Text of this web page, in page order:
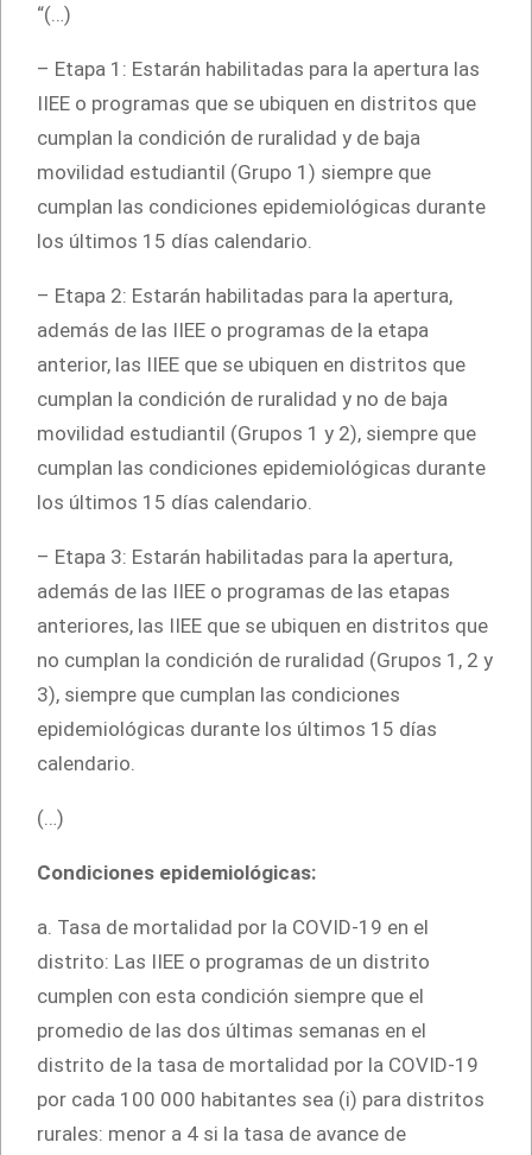
“(…)
– Etapa 1: Estarán habilitadas para la apertura las
IIEE o programas que se ubiquen en distritos que
cumplan la condición de ruralidad y de baja
movilidad estudiantil (Grupo 1) siempre que
cumplan las condiciones epidemiológicas durante
los últimos 15 días calendario.
– Etapa 2: Estarán habilitadas para la apertura,
además de las IIEE o programas de la etapa
anterior, las IIEE que se ubiquen en distritos que
cumplan la condición de ruralidad y no de baja
movilidad estudiantil (Grupos 1 y 2), siempre que
cumplan las condiciones epidemiológicas durante
los últimos 15 días calendario.
– Etapa 3: Estarán habilitadas para la apertura,
además de las IIEE o programas de las etapas
anteriores, las IIEE que se ubiquen en distritos que
no cumplan la condición de ruralidad (Grupos 1, 2 y
3), siempre que cumplan las condiciones
epidemiológicas durante los últimos 15 días
calendario.
(…)
Condiciones epidemiológicas:
a. Tasa de mortalidad por la COVID-19 en el
distrito: Las IIEE o programas de un distrito
cumplen con esta condición siempre que el
promedio de las dos últimas semanas en el
distrito de la tasa de mortalidad por la COVID-19
por cada 100 000 habitantes sea (i) para distritos
rurales: menor a 4 si la tasa de avance de